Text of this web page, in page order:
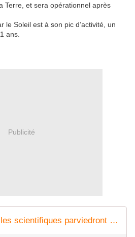
Terre, et sera opérationnel après
le Soleil est à son pic d’activité, un
ans.
Publicité
Tempêtes solaires : les scientifiques parviedront désormais à mieux les prévoir